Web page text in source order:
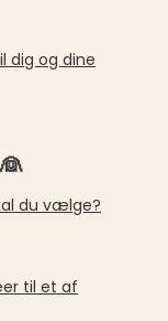
dig og dine
du vælge?
til et af